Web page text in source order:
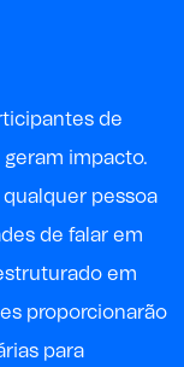
de
impacto.
qualquer pessoa
de falar em
em
proporcionarão
para